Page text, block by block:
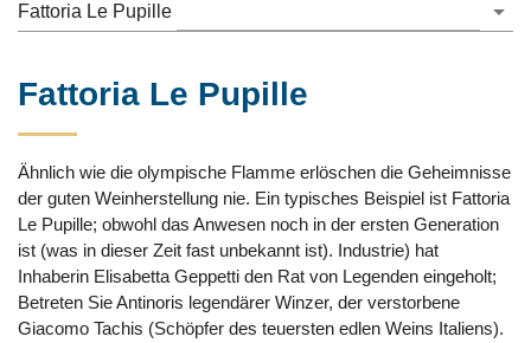
Fattoria Le Pupille
Fattoria Le Pupille
Ähnlich wie die olympische Flamme erlöschen die Geheimnisse
der guten Weinherstellung nie. Ein typisches Beispiel ist Fattoria
Le Pupille; obwohl das Anwesen noch in der ersten Generation
ist (was in dieser Zeit fast unbekannt ist). Industrie) hat
Inhaberin Elisabetta Geppetti den Rat von Legenden eingeholt;
Betreten Sie Antinoris legendärer Winzer, der verstorbene
Giacomo Tachis (Schöpfer des teuersten edlen Weins Italiens).